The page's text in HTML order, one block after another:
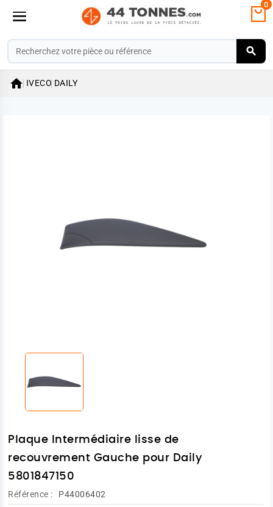
0
 IVECO DAILY
Plaque Intermédiaire lisse de
recouvrement Gauche pour Daily
5801847150
Référence : P44006402